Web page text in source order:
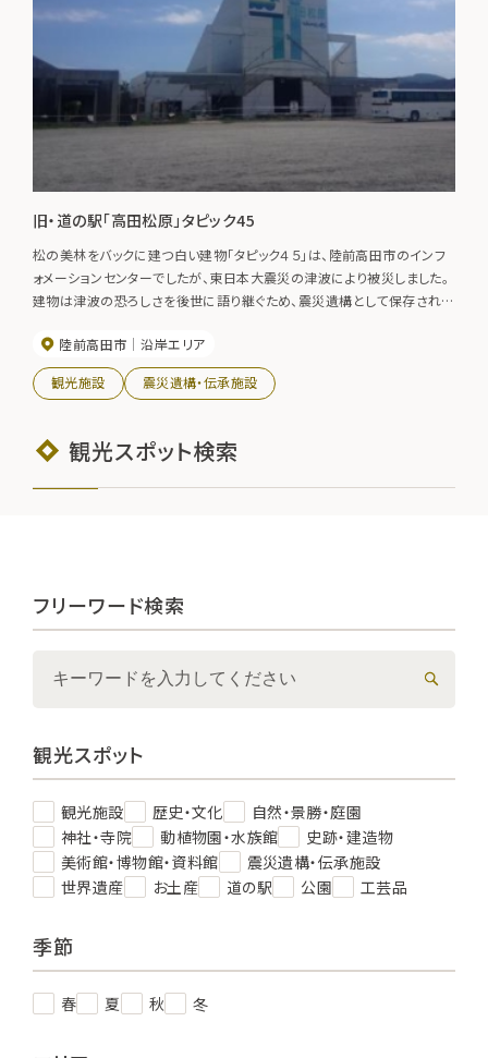
旧・道の駅「高田松原」タピック45
松の美林をバックに建つ白い建物「タピック４５」は、陸前高田市のインフ
ォメーションセンターでしたが、東日本大震災の津波により被災しました。
建物は津波の恐ろしさを後世に語り継ぐため、震災遺構として保存されて
陸前高田市
沿岸エリア
観光施設 震災遺構・伝承施設
観光スポット検索
フリーワード検索
観光スポット
観光施設 歴史・文化
自然・景勝・庭園
神社・寺院
動植物園・水族館
史跡・建造物
美術館・博物館・資料館
震災遺構・伝承施設
世界遺産
お土産 道の駅 公園 工芸品
季節
春 夏 秋 冬